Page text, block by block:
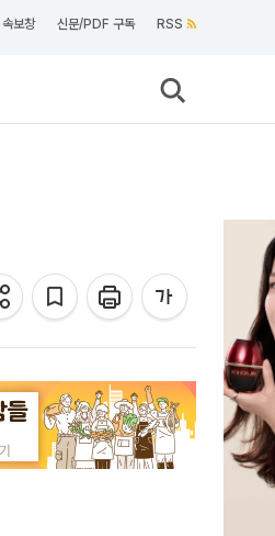
속보창 신문/PDF 구독 RSS